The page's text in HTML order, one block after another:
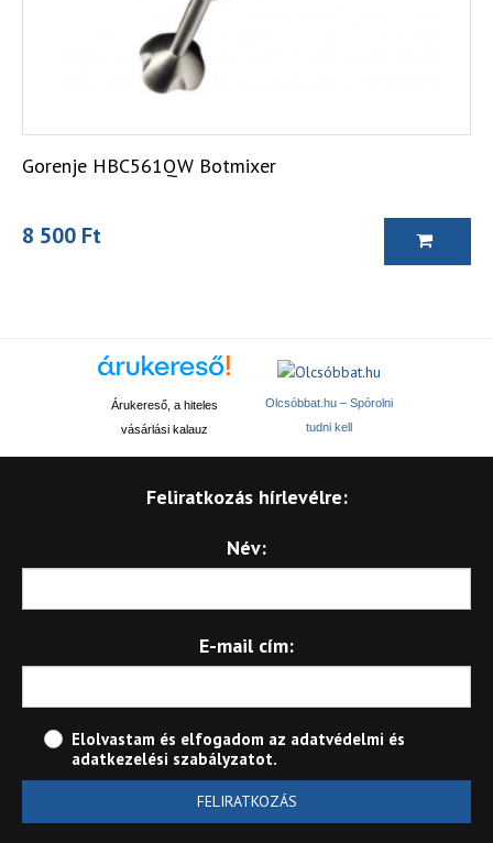
Gorenje HBC561QW Botmixer
8 500 Ft
Árukereső, a hiteles
vásárlási kalauz
Olcsóbbat.hu – Spórolni
tudni kell
Feliratkozás hírlevélre:
Név:
E-mail cím:
Elolvastam és elfogadom az adatvédelmi és
adatkezelési szabályzatot.
FELIRATKOZÁS